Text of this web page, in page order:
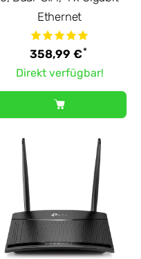
Ethernet
358,99 €*
Direkt verfügbar!